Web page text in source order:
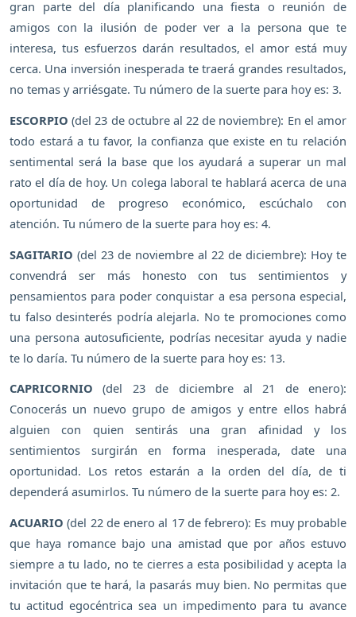
gran parte del día planificando una fiesta o reunión de
amigos con la ilusión de poder ver a la persona que te
interesa, tus esfuerzos darán resultados, el amor está muy
cerca. Una inversión inesperada te traerá grandes resultados,
no temas y arriésgate. Tu número de la suerte para hoy es: 3.
ESCORPIO (del 23 de octubre al 22 de noviembre): En el amor
todo estará a tu favor, la confianza que existe en tu relación
sentimental será la base que los ayudará a superar un mal
rato el día de hoy. Un colega laboral te hablará acerca de una
oportunidad de progreso económico, escúchalo con
atención. Tu número de la suerte para hoy es: 4.
SAGITARIO (del 23 de noviembre al 22 de diciembre): Hoy te
convendrá ser más honesto con tus sentimientos y
pensamientos para poder conquistar a esa persona especial,
tu falso desinterés podría alejarla. No te promociones como
una persona autosuficiente, podrías necesitar ayuda y nadie
te lo daría. Tu número de la suerte para hoy es: 13.
CAPRICORNIO (del 23 de diciembre al 21 de enero):
Conocerás un nuevo grupo de amigos y entre ellos habrá
alguien con quien sentirás una gran afinidad y los
sentimientos surgirán en forma inesperada, date una
oportunidad. Los retos estarán a la orden del día, de ti
dependerá asumirlos. Tu número de la suerte para hoy es: 2.
ACUARIO (del 22 de enero al 17 de febrero): Es muy probable
que haya romance bajo una amistad que por años estuvo
siempre a tu lado, no te cierres a esta posibilidad y acepta la
invitación que te hará, la pasarás muy bien. No permitas que
tu actitud egocéntrica sea un impedimento para tu avance